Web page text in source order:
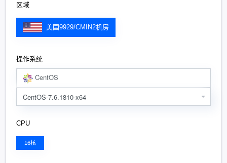
区域
美国9929/CMIN2机房
操作系统
CentOS
CPU
16核